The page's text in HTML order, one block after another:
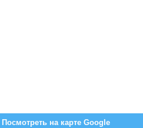
Посмотреть на карте Google